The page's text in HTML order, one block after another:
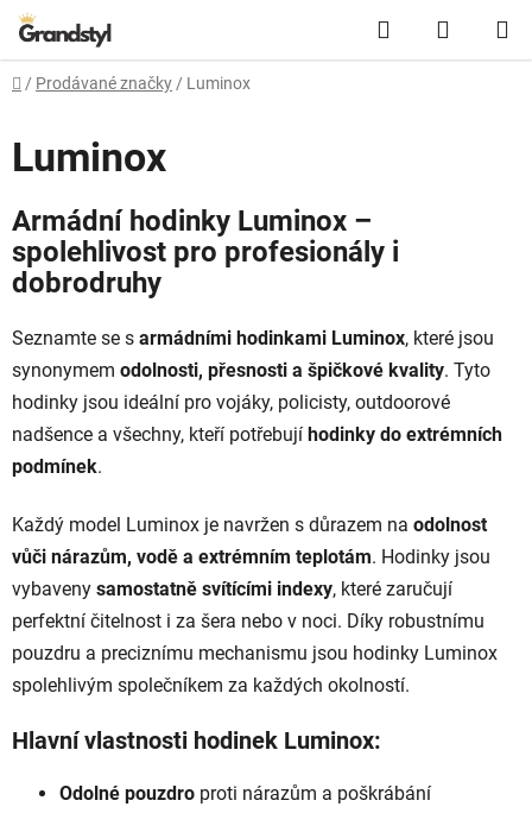
Přejít na obsah Hledat
Domů
/ Prodávané značky / Luminox
Luminox
Armádní hodinky Luminox –
spolehlivost pro profesionály i
dobrodruhy
Seznamte se s armádními hodinkami Luminox, které jsou
synonymem odolnosti, přesnosti a špičkové kvality. Tyto
hodinky jsou ideální pro vojáky, policisty, outdoorové
nadšence a všechny, kteří potřebují hodinky do extrémních
podmínek.
Každý model Luminox je navržen s důrazem na odolnost
vůči nárazům, vodě a extrémním teplotám. Hodinky jsou
vybaveny samostatně svítícími indexy, které zaručují
perfektní čitelnost i za šera nebo v noci. Díky robustnímu
pouzdru a preciznímu mechanismu jsou hodinky Luminox
spolehlivým společníkem za každých okolností.
Hlavní vlastnosti hodinek Luminox:
Odolné pouzdro proti nárazům a poškrábání